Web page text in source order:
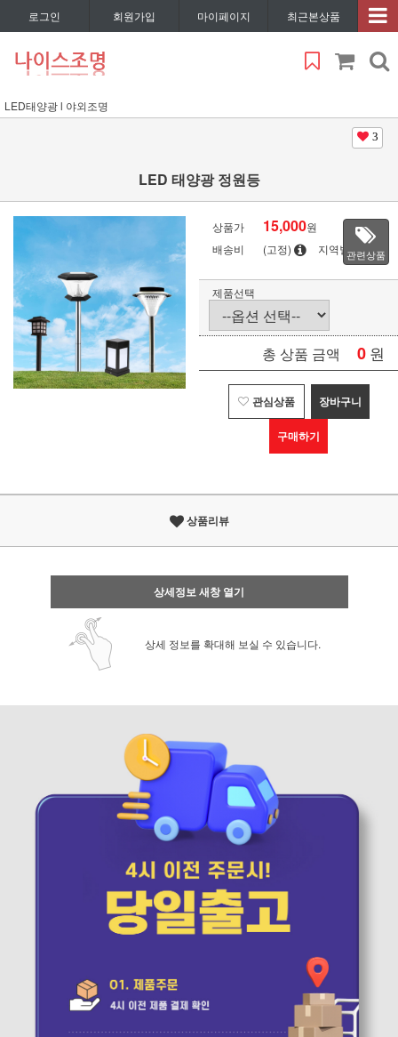
로그인 회원가입 마이페이지 최근본상품
LED태양광 l 야외조명
3
LED 태양광 정원등
상품가 15,000원
배송비
(고정) 지역별관련상품
제품선택
총 상품 금액 0 원
관심상품 장바구니
구매하기
상품리뷰
상세정보 새창 열기
상세 정보를 확대해 보실 수 있습니다.